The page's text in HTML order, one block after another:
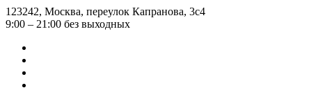
Перейти
к
содержанию
123242, Москва, переулок Капранова, 3с4
9:00 – 21:00 без выходных